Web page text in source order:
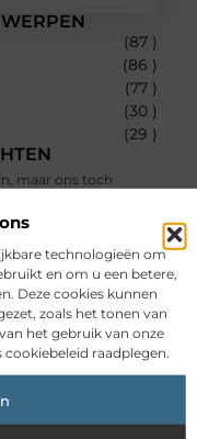
technologieën om
en om u een betere,
Deze cookies kunnen
zoals het tonen van
het gebruik van onze
raadplegen.
(87 )
(86 )
(77 )
(30 )
(29 )
maar ons toch
kennis uit de
rondreis
melkstal
schuren, garages